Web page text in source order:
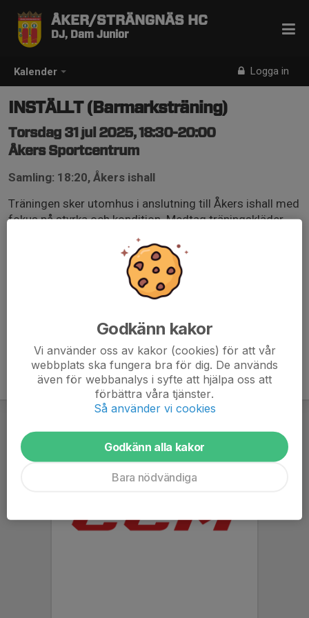
Kalender Logga in
ÅKER/STRÄNGNÄS HC
DJ, Dam Junior
INSTÄLLT (Barmarksträning)
Torsdag 31 jul 2025, 18:30-20:00
Åkers Sportcentrum
Samling: 18:20, Åkers ishall
Träningen sker utomhus i anslutning till Åkers ishall med
fokus på styrka och kondition. Medtag träningskläder
Godkänn kakor
Vi använder oss av kakor (cookies) för att vår
webbplats ska fungera bra för dig. De används
även för webbanalys i syfte att hjälpa oss att
förbättra våra tjänster.
Så använder vi cookies
Godkänn alla kakor
Bara nödvändiga